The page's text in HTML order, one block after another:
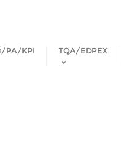
/PA/KPI TQA/EDPEX